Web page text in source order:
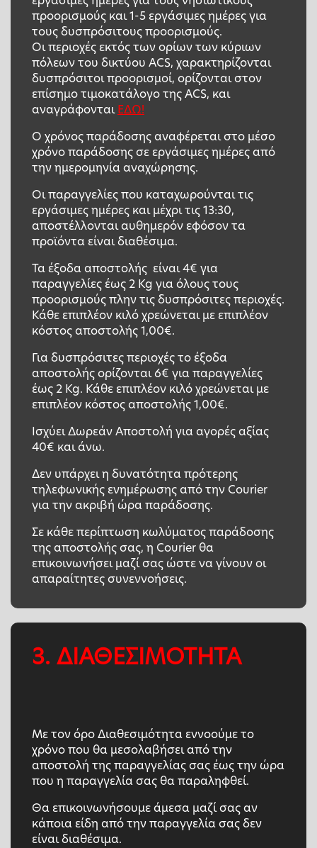
προορισμούς και 1-5 εργάσιμες ημέρες για
τους δυσπρόσιτους προορισμούς.
Οι περιοχές εκτός των ορίων των κύριων
πόλεων του δικτύου ACS, χαρακτηρίζονται
δυσπρόσιτοι προορισμοί, ορίζονται στον
επίσημο τιμοκατάλογο της ACS, και
αναγράφονταιΕΔΩ!
Ο χρόνος παράδοσης αναφέρεται στο μέσο
χρόνο παράδοσης σε εργάσιμες ημέρες από
την ημερομηνία αναχώρησης.
Οι παραγγελίες που καταχωρούνται τις
εργάσιμες ημέρες και μέχρι τις 13:30,
αποστέλλονται αυθημερόν εφόσον τα
προϊόντα είναι διαθέσιμα.
Τα έξοδα αποστολής είναι 4€ για
παραγγελίες έως 2 Kg για όλους τους
προορισμούς πλην τις δυσπρόσιτες περιοχές.
Κάθε επιπλέον κιλό χρεώνεται με επιπλέον
κόστος αποστολής 1,00€.
Για δυσπρόσιτες περιοχές το έξοδα
αποστολής ορίζονται 6€ για παραγγελίες
έως 2 Kg. Κάθε επιπλέον κιλό χρεώνεται με
επιπλέον κόστος αποστολής 1,00€.
Ισχύει Δωρεάν Αποστολή για αγορές αξίας
40€ και άνω.
Δεν υπάρχει η δυνατότητα πρότερης
τηλεφωνικής ενημέρωσης από την Courier
για την ακριβή ώρα παράδοσης.
Σε κάθε περίπτωση κωλύματος παράδοσης
της αποστολής σας, η Courier θα
επικοινωνήσει μαζί σας ώστε να γίνουν οι
απαραίτητες συνεννοήσεις.
3. ΔΙΑΘΕΣΙΜΟΤΗΤΑ
Με τον όρο Διαθεσιμότητα εννοούμε το
χρόνο που θα μεσολαβήσει από την
αποστολή της παραγγελίας σας έως την ώρα
που η παραγγελία σας θα παραληφθεί.
Θα επικοινωνήσουμε άμεσα μαζί σας αν
κάποια είδη από την παραγγελία σας δεν
είναι διαθέσιμα.